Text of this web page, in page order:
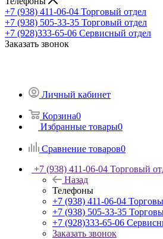
+7 (938) 411-06-04 Торговый отдел
+7 (938) 505-33-35 Торговый отдел
+7 (928)333-65-06 Сервисный отдел
Заказать звонок
Личный кабинет
Корзина0
Избранные товары0
Сравнение товаров0
+7 (938) 411-06-04 Торговый
Назад
Телефоны
+7 (938) 411-06-04
+7 (938) 505-33-35
+7 (928)333-65-06
Заказать звонок